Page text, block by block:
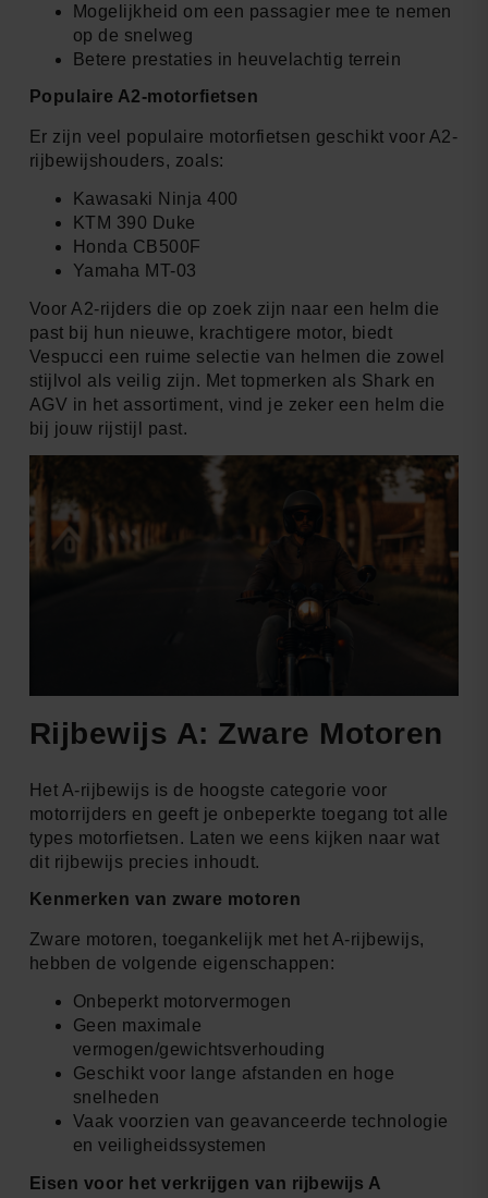
Mogelijkheid om een passagier mee te nemen
op de snelweg
Betere prestaties in heuvelachtig terrein
Populaire A2-motorfietsen
Er zijn veel populaire motorfietsen geschikt voor A2-
rijbewijshouders, zoals:
Kawasaki Ninja 400
KTM 390 Duke
Honda CB500F
Yamaha MT-03
Voor A2-rijders die op zoek zijn naar een helm die
past bij hun nieuwe, krachtigere motor, biedt
Vespucci een ruime selectie van helmen die zowel
stijlvol als veilig zijn. Met topmerken als Shark en
AGV in het assortiment, vind je zeker een helm die
bij jouw rijstijl past.
Rijbewijs A: Zware Motoren
Het A-rijbewijs is de hoogste categorie voor
motorrijders en geeft je onbeperkte toegang tot alle
types motorfietsen. Laten we eens kijken naar wat
dit rijbewijs precies inhoudt.
Kenmerken van zware motoren
Zware motoren, toegankelijk met het A-rijbewijs,
hebben de volgende eigenschappen:
Onbeperkt motorvermogen
Geen maximale
vermogen/gewichtsverhouding
Geschikt voor lange afstanden en hoge
snelheden
Vaak voorzien van geavanceerde technologie
en veiligheidssystemen
Eisen voor het verkrijgen van rijbewijs A